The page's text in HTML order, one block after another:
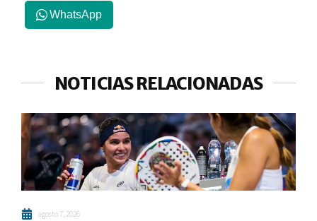
WhatsApp
NOTICIAS RELACIONADAS
agosto 7, 2026